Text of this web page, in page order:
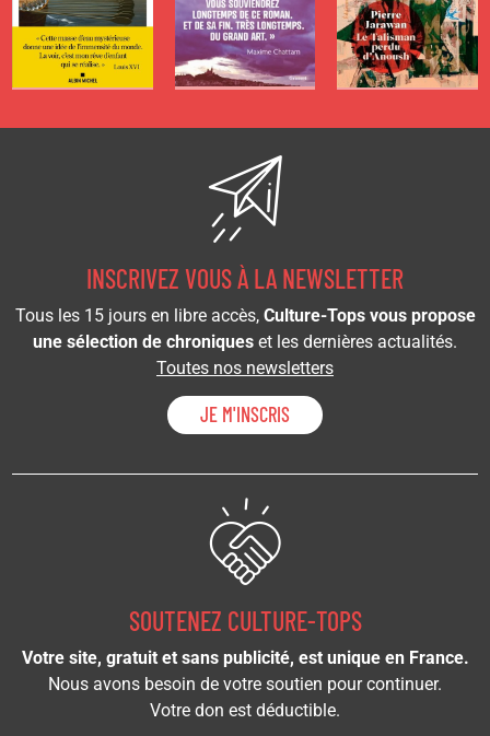
Gérard de
Cortanze
Pierre Jarawan
INSCRIVEZ VOUS À LA NEWSLETTER
Tous les 15 jours en libre accès, Culture-Tops vous propose
une sélection de chroniques et les dernières actualités.
Toutes nos newsletters
JE M'INSCRIS
SOUTENEZ CULTURE-TOPS
Votre site, gratuit et sans publicité, est unique en France.
Nous avons besoin de votre soutien pour continuer.
Votre don est déductible.